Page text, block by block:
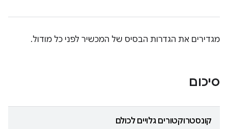
מגדירים את הגדרות הבסיס של המכשיר לפני כל מודול.
סיכום
קונסטרוקטורים גלויים לכולם